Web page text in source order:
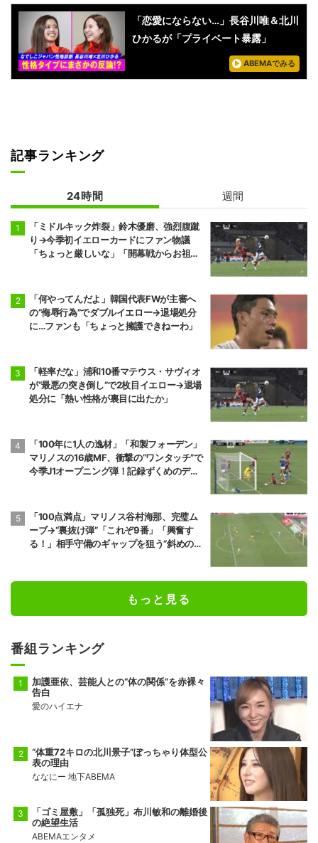
「恋愛にならない…」長谷川唯＆北川
ひかるが「プライベート暴露」
ABEMAでみる
記事ランキング
24時間 週間
「ミドルキック炸裂」鈴木優磨、強烈腹蹴
り→今季初イエローカードにファン物議
「ちょっと厳しいな」「開幕戦からお祖母
「何やってんだよ」韓国代表FWが主審へ
の“侮辱行為”でダブルイエロー→退場処分
に…ファンも「ちょっと擁護できねーわ」
「軽率だな」浦和10番マテウス・サヴィオ
が“最悪の突き倒し”で2枚目イエロー→退場
処分に「熱い性格が裏目に出たか」
「100年に1人の逸材」「和製フォーデン」
マリノスの16歳MF、衝撃の“ワンタッチ”で
今季J1オープニング弾！記録ずくめのデビ
「100点満点」マリノス谷村海那、完璧ム
ーブ→“裏抜け弾”「これぞ9番」「興奮す
る！」相手守備のギャップを狙う”斜めの抜
もっと見る
番組ランキング
加護亜依、芸能人との“体の関係”を赤裸々
告白
愛のハイエナ
“体重72キロの北川景子”ぽっちゃり体型公
表の理由
ななにー 地下ABEMA
「ゴミ屋敷」「孤独死」布川敏和の離婚後
の絶望生活
ABEMAエンタメ